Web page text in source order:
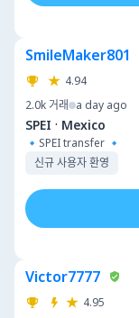
SmileMaker801
4.94
2.0k 거래 a day ago
SPEI · Mexico
🔹️SPEI transfer 🔹️
신규 사용자 환영
Victor7777
4.95